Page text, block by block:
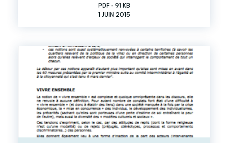
PDF - 91 KB
1 JUIN 2015